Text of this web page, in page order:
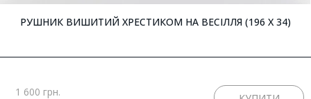
РУШНИК ВИШИТИЙ ХРЕСТИКОМ НА ВЕСІЛЛЯ (196 X 34)
1 600 грн.